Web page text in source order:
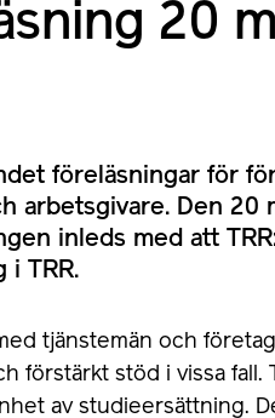
20
föreläsningar för
arbetsgivare. Den 20
inleds med att
i TRR.
tjänstemän och
förstärkt stöd i vissa fall.
av studieersättning.